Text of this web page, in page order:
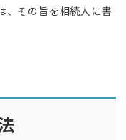
、その旨を相続人に書